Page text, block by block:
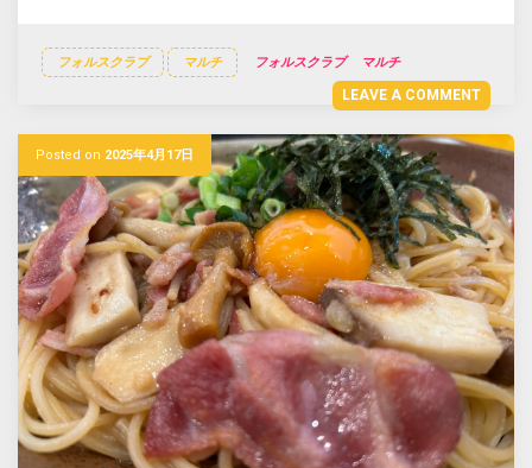
フォルスクラブ マルチ フォルスクラブ マルチ
LEAVE A COMMENT
Posted on 2025年4月17日